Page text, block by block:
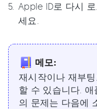
Apple ID로 다시
세요.
메모:
재시작이나 재부
할 수 있습니다.
의 문제는 다음에